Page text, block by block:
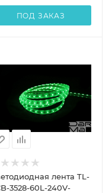
ПОД ЗАКАЗ
лента TL-
3528-60L-240V-